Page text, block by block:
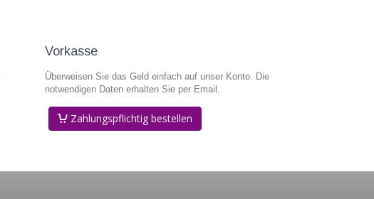
Vorkasse
Überweisen Sie das Geld einfach auf unser Konto. Die
notwendigen Daten erhalten Sie per Email.
Zahlungspflichtig bestellen